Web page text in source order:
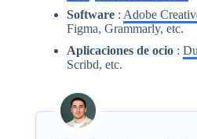
Software : Adobe
Figma, Grammarly, etc.
Aplicaciones de ocio :
Scribd, etc.